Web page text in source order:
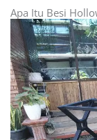
Apa Itu Besi